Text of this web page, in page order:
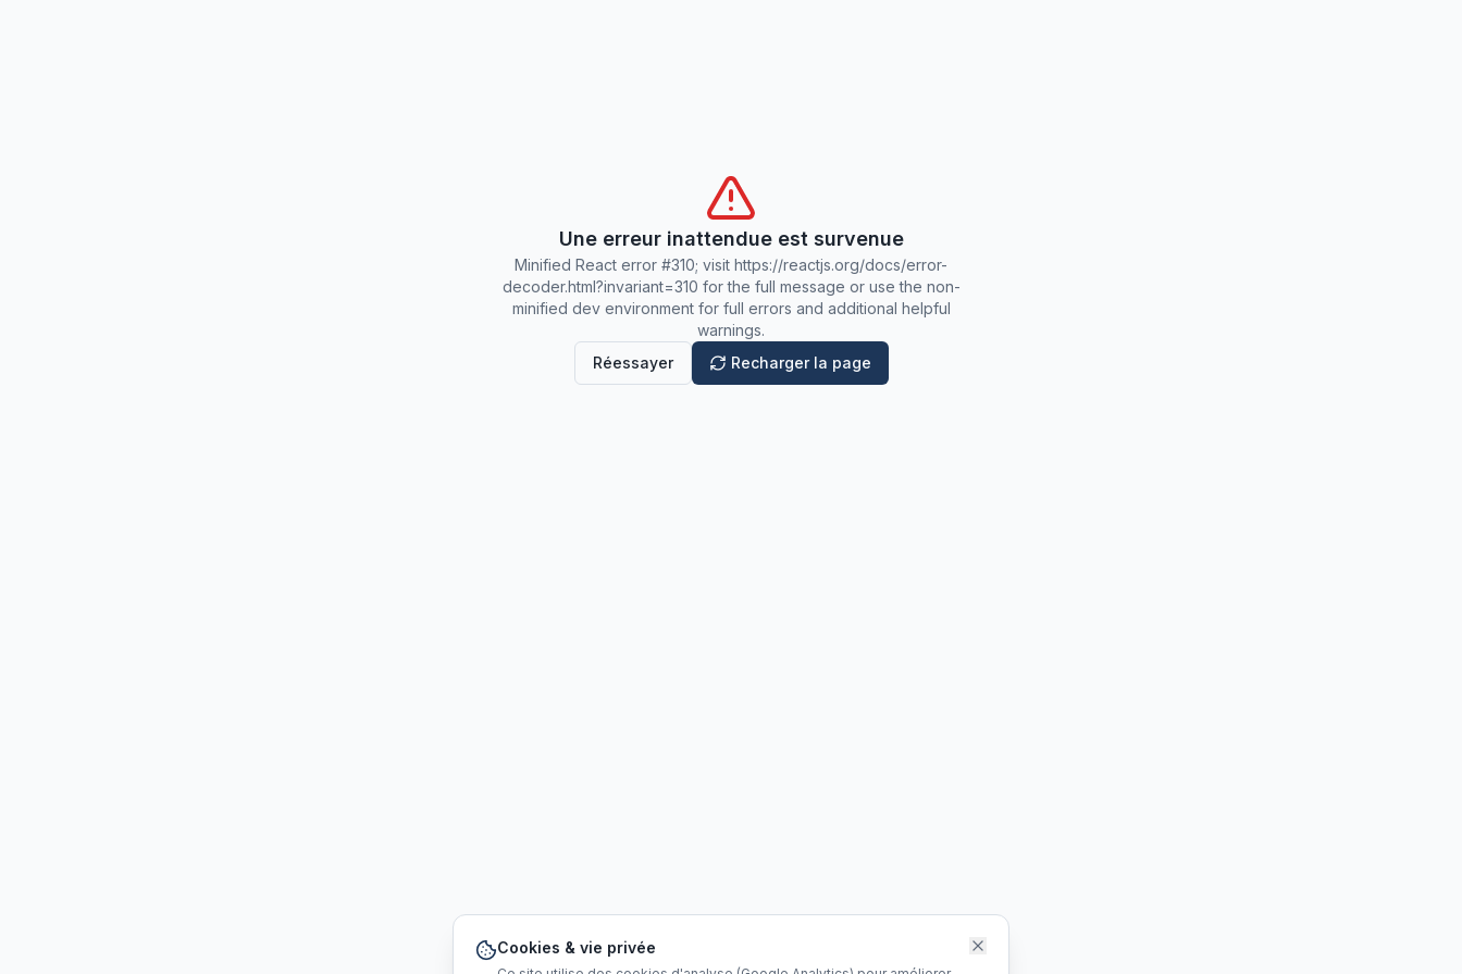
Une erreur inattendue est survenue
Minified React error #310; visit https://reactjs.org/docs/error-
decoder.html?invariant=310 for the full message or use the non-
minified dev environment for full errors and additional helpful
warnings.
Réessayer
Recharger la page
Cookies & vie privée